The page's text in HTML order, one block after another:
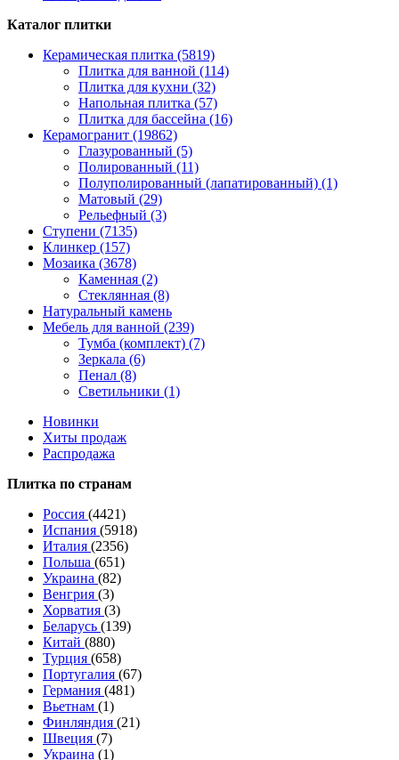
Каталог плитки
Керамическая плитка (5819)
Плитка для ванной (114)
Плитка для кухни (32)
Напольная плитка (57)
Плитка для бассейна (16)
Керамогранит (19862)
Глазурованный (5)
Полированный (11)
Полуполированный (лапатированный) (1)
Матовый (29)
Рельефный (3)
Ступени (7135)
Клинкер (157)
Мозаика (3678)
Каменная (2)
Стеклянная (8)
Натуральный камень
Мебель для ванной (239)
Тумба (комплект) (7)
Зеркала (6)
Пенал (8)
Светильники (1)
Новинки
Хиты продаж
Распродажа
Плитка по странам
Россия (4421)
Испания (5918)
Италия (2356)
Польша (651)
Украина (82)
Венгрия (3)
Хорватия (3)
Беларусь (139)
Китай (880)
Турция (658)
Португалия (67)
Германия (481)
Вьетнам (1)
Финляндия (21)
Швеция (7)
Украина (1)